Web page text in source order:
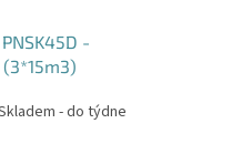
-
- do týdne